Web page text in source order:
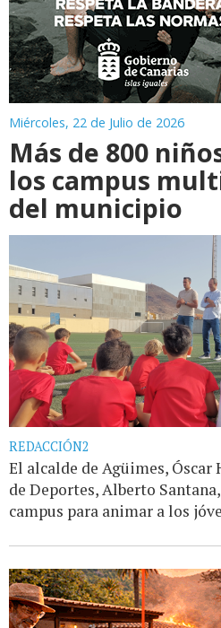
Miércoles, 22 de Julio de 2026
Más de 800
los campus
del municipio
REDACCIÓN2
El alcalde de Agüimes, Óscar
de Deportes, Alberto
campus para animar a los